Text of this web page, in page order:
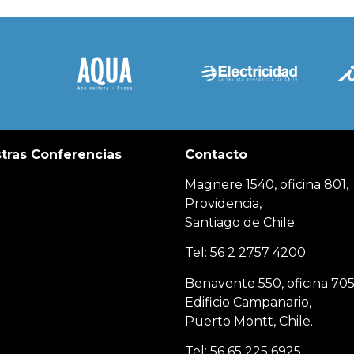
Conferencias Contacto
Magnere 1540, oficina 801,
Providencia,
Santiago de Chile.
Tel: 56 2 2757 4200
Benavente 550, oficina
Edificio Campanario,
Puerto Montt, Chile.